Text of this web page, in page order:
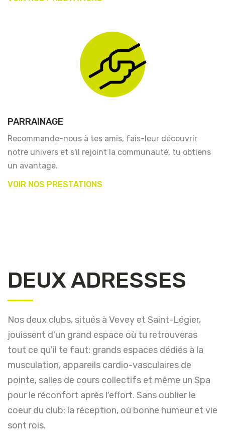
PARRAINAGE
Recommande-nous à tes amis, fais-leur découvrir
notre univers et s'il rejoint la communauté, tu obtiens
un avantage.
VOIR NOS PRESTATIONS
DEUX ADRESSES
Nos deux clubs, situés à Vevey et Saint-Légier,
jouissent d'un grand espace où tu retrouveras
tout ce qu'il te faut: grands espaces dédiés à la
musculation, appareils cardio-vasculaires de
pointe, salles de cours collectifs et même un Spa
pour le réconfort après l'effort. Sans oublier le
coeur du club: la réception, où bonne humeur et vie
sont rois.